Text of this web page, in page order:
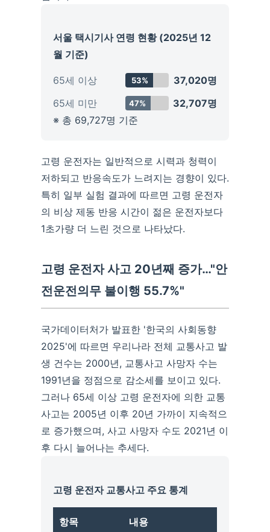
서울 택시기사 연령 현황 (2025년 12
월 기준)
65세 이상 53%
37,020명
65세 미만
47%
32,707명
※ 총 69,727명 기준
고령 운전자는 일반적으로 시력과 청력이
저하되고 반응속도가 느려지는 경향이 있다.
특히 일부 실험 결과에 따르면 고령 운전자
의 비상 제동 반응 시간이 젊은 운전자보다
1초가량 더 느린 것으로 나타났다.
고령 운전자 사고 20년째 증가…"안
전운전의무 불이행 55.7%"
국가데이터처가 발표한 '한국의 사회동향
2025'에 따르면 우리나라 전체 교통사고 발
생 건수는 2000년, 교통사고 사망자 수는
1991년을 정점으로 감소세를 보이고 있다.
그러나 65세 이상 고령 운전자에 의한 교통
사고는 2005년 이후 20년 가까이 지속적으
로 증가했으며, 사고 사망자 수도 2021년 이
후 다시 늘어나는 추세다.
고령 운전자 교통사고 주요 통계
항목 내용